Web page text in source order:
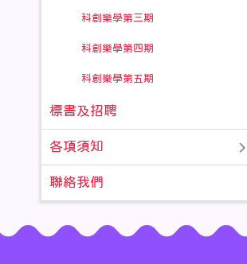
科創樂學第三期
科創樂學第四期
科創樂學第五期
標書及招聘
各項須知
聯絡我們